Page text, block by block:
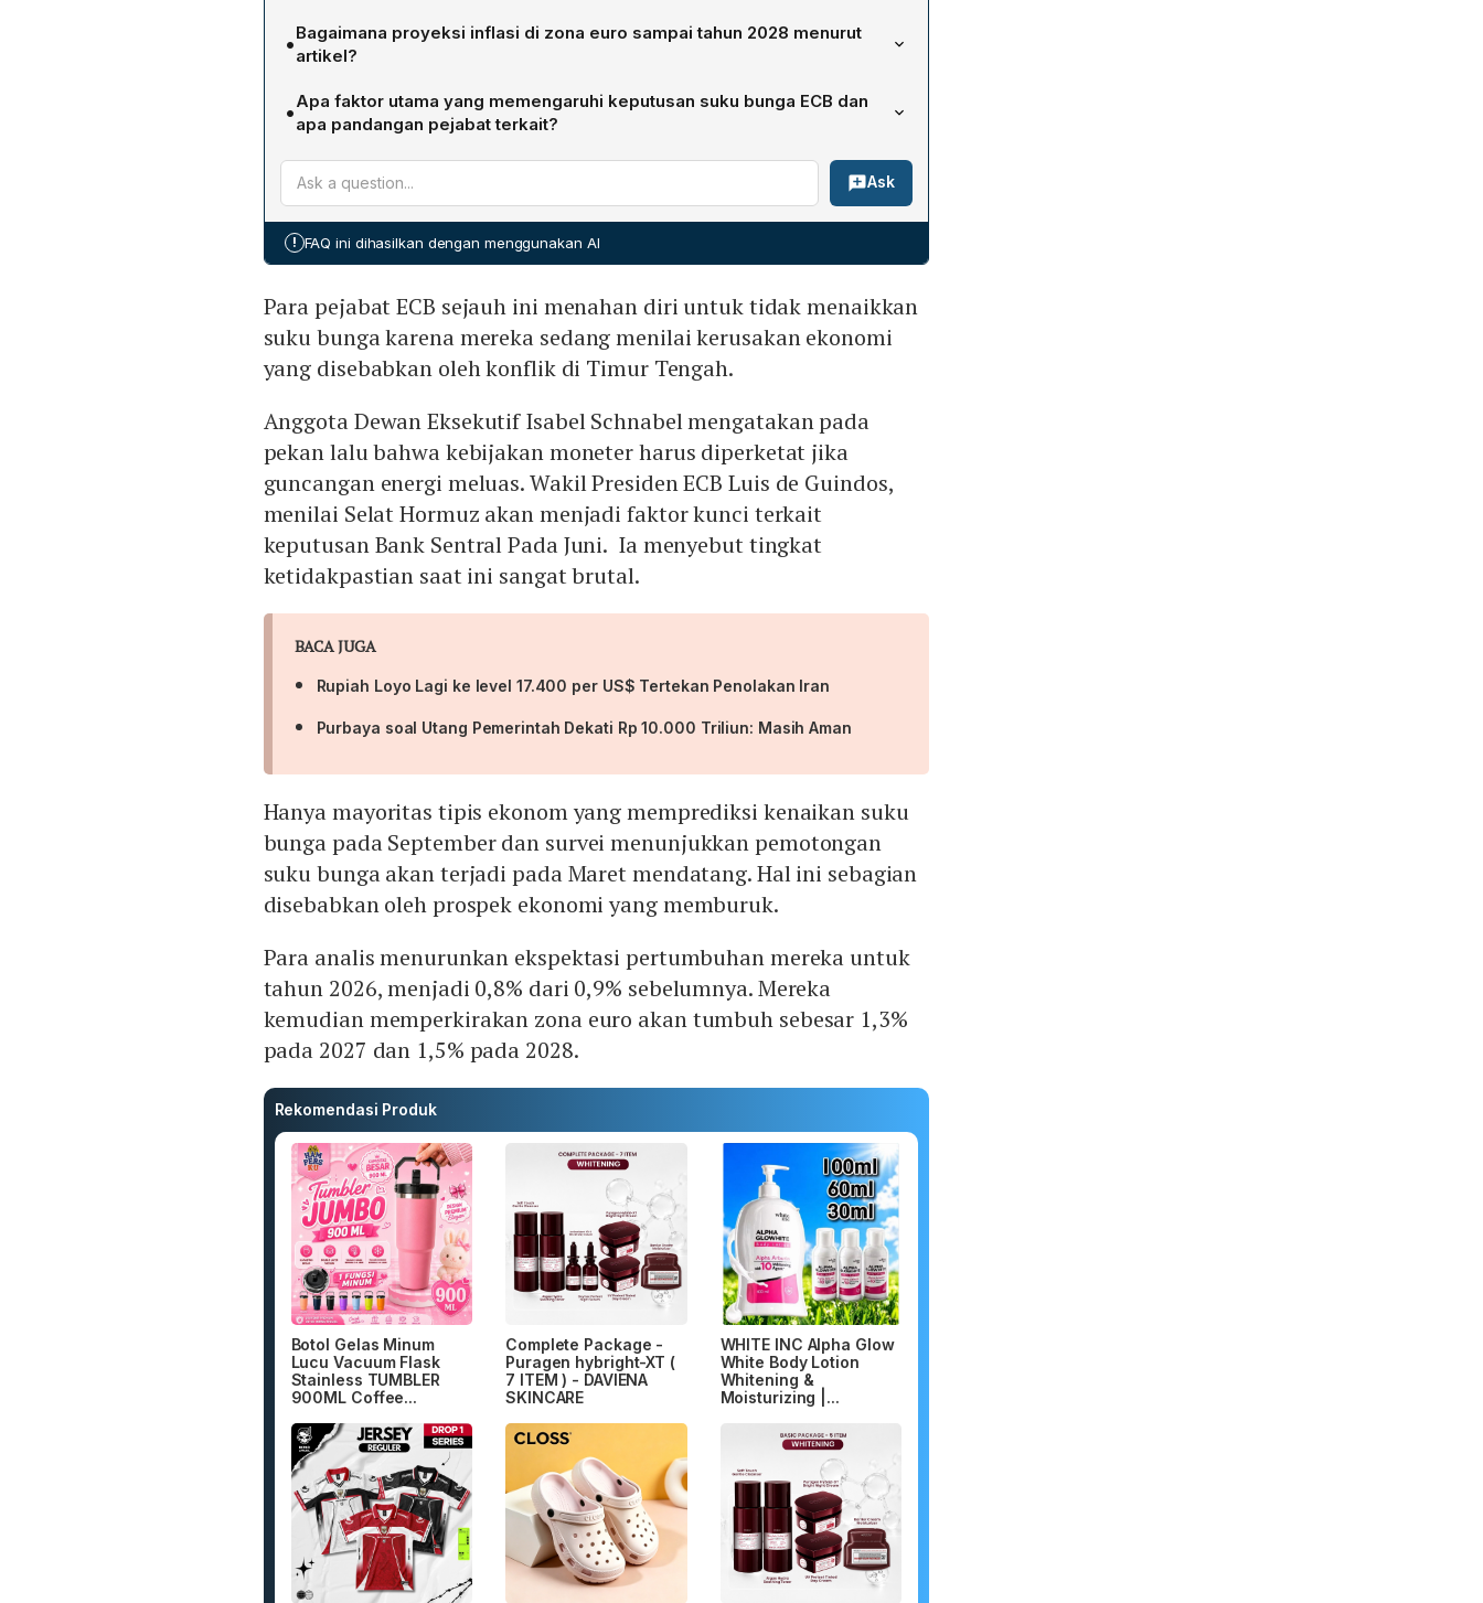
Menurut jajak pendapat Bloomberg pada 4‑7 Mei, mayoritas ekonom
memperkirakan dua kali kenaikan suku bunga, masing‑masing sebesar seperempat
•Bagaimana proyeksi inflasi di zona euro sampai tahun 2028 menurut
artikel?
Inflasi diprediksi meningkat menjadi 2,9 % pada 2024, kemudian turun menjadi 2,1 %
pada 2027, dan pada 2028 diharapkan mencapai target ECB sebesar 2 %.
•Apa faktor utama yang memengaruhi keputusan suku bunga ECB dan
apa pandangan pejabat terkait?
Konflik di Timur Tengah, khususnya ketegangan di Selat Hormuz, menjadi faktor
kunci. Isabel Schnabel menekankan bahwa kebijakan moneter harus diperketat jika
guncangan energi meluas, sedangkan Wakil Presiden Luis de Guindos menilai
situasi energi.
Ask
! FAQ ini dihasilkan dengan menggunakan AI
Para pejabat ECB sejauh ini menahan diri untuk tidak menaikkan
suku bunga karena mereka sedang menilai kerusakan ekonomi
yang disebabkan oleh konflik di Timur Tengah.
Anggota Dewan Eksekutif Isabel Schnabel mengatakan pada
pekan lalu bahwa kebijakan moneter harus diperketat jika
guncangan energi meluas. Wakil Presiden ECB Luis de Guindos,
menilai Selat Hormuz akan menjadi faktor kunci terkait
keputusan Bank Sentral Pada Juni. Ia menyebut tingkat
ketidakpastian saat ini sangat brutal.
BACA JUGA
Rupiah Loyo Lagi ke level 17.400 per US$ Tertekan Penolakan Iran
Purbaya soal Utang Pemerintah Dekati Rp 10.000 Triliun: Masih Aman
Hanya mayoritas tipis ekonom yang memprediksi kenaikan suku
bunga pada September dan survei menunjukkan pemotongan
suku bunga akan terjadi pada Maret mendatang. Hal ini sebagian
disebabkan oleh prospek ekonomi yang memburuk.
Para analis menurunkan ekspektasi pertumbuhan mereka untuk
tahun 2026, menjadi 0,8% dari 0,9% sebelumnya. Mereka
kemudian memperkirakan zona euro akan tumbuh sebesar 1,3%
pada 2027 dan 1,5% pada 2028.
Rekomendasi Produk
Botol Gelas Minum
Lucu Vacuum Flask
Stainless TUMBLER
900ML Coffee...
Complete Package -
Puragen hybright-XT (
7 ITEM ) - DAVIENA
SKINCARE
WHITE INC Alpha Glow
White Body Lotion
Whitening &
Moisturizing |...